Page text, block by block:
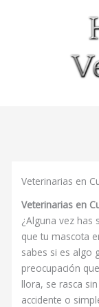
Veterinarias en
Veterinarias en
¿Alguna vez has
que tu mascota
sabes si es algo
preocupación
llora, se rasca
accidente o